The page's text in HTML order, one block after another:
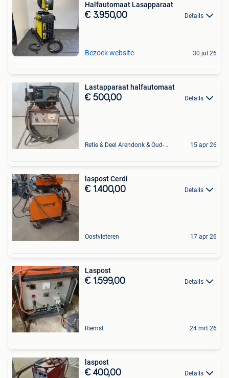
Halfautomaat Lasapparaat
€ 3.950,00 Details
Bezoek website 30 jul 26
Lastapparaat halfautomaat
€ 500,00 Details
Retie & Deel Arendonk & Oud-Turnhout 15 apr 26
laspost Cerdi
€ 1.400,00 Details
Oostvleteren 17 apr 26
Laspost
€ 1.599,00 Details
Riemst 24 mrt 26
laspost
€ 400,00 Details